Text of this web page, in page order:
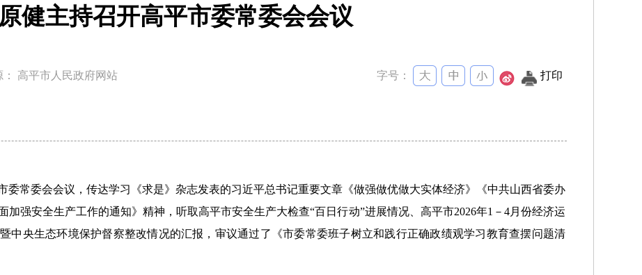
原健主持召开高平市委常委会会议
高平市人民政府网站 字号： 打印
委常委会会议，传达学习《求是》杂志发表的习近平总书记重要文章《做强做优做大实体经济》《中共山西省委办
强安全生产工作的通知》精神，听取高平市安全生产大检查“百日行动”进展情况、高平市2026年1－4月份经济运
中央生态环境保护督察整改情况的汇报，审议通过了《市委常委班子树立和践行正确政绩观学习教育查摆问题清